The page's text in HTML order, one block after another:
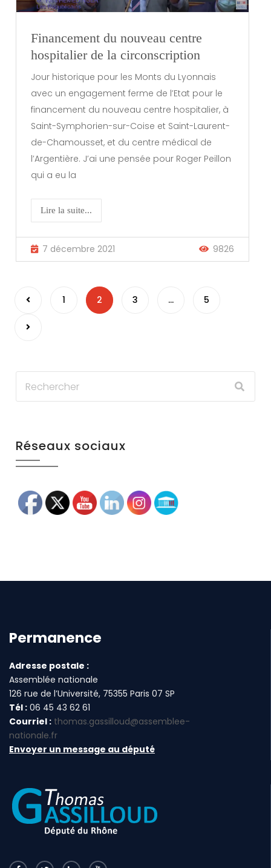
Financement du nouveau centre
hospitalier de la circonscription
Jour historique pour les Monts du Lyonnais
avec un engagement ferme de l’Etat pour le
financement du nouveau centre hospitalier, à
Saint-Symphorien-sur-Coise et Saint-Laurent-
de-Chamousset, et du centre médical de
l’Argentière. J’ai une pensée pour Roger Peillon
qui a eu la
Lire la suite...
7 décembre 2021 9826
Pagination
des
publications
1 2 3 … 5
Réseaux sociaux
Permanence
Adresse postale :
Assemblée nationale
126 rue de l’Université, 75355 Paris 07 SP
Tél : 06 45 43 62 61
Courriel : thomas.gassilloud@assemblee-
nationale.fr
Envoyer un message au député